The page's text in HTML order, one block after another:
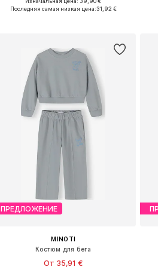
Доступно множество размеров
Последняя самая низкая цена:31,92 €
ПРЕДЛОЖЕНИЕ
MINOTI
Костюм для бега
От 35,91 €